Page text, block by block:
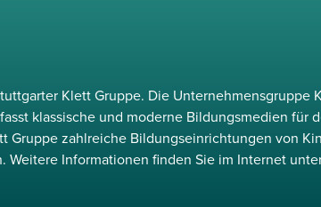
Klett Gruppe. Die
klassische und moderne Bildungsmedien
zahlreiche Bildungseinrichtungen von
Weitere Informationen finden Sie im Internet